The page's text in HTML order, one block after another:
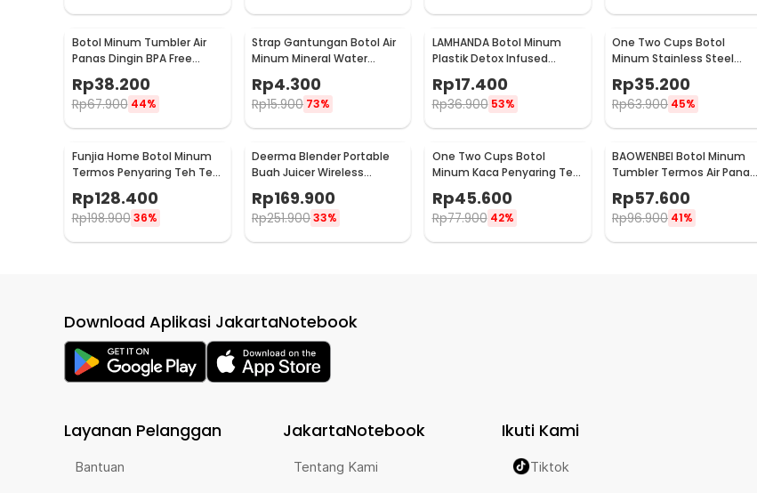
Botol Minum Tumbler Air
Panas Dingin BPA Free
Stainless Steel 350ml - HS-
6983
Rp38.200
Rp67.900 44%
Strap Gantungan Botol Air
Minum Mineral Water
Bottle Belt Hanger - 3330
Rp4.300
Rp15.900 73%
LAMHANDA Botol Minum
Plastik Detox Infused
QWF236
Rp17.400
Rp36.900 53%
One Two Cups Botol
Minum Stainless Steel
Water Bottle 300ml -
YM006
Rp35.200
Rp63.900 45%
Funjia Home Botol Minum
Termos Penyaring Teh Tea
Infuser 520ml
Rp128.400
Rp198.900 36%
Deerma Blender Portable
Buah Juicer Wireless
1500mAh 400ml - DEM-
NU05
Rp169.900
Rp251.90033%
One Two Cups Botol
Minum Kaca Penyaring Teh
Double Wall 230ml - X9001
Rp45.600
Rp77.900 42%
BAOWENBEI Botol Minum
Tumbler Termos Air Panas
Dingin Stainless 500ml -
A1A0
Rp57.600
Rp96.900 41%
Download Aplikasi JakartaNotebook
Layanan Pelanggan
Bantuan
JakartaNotebook
Tentang Kami
Ikuti Kami
Tiktok